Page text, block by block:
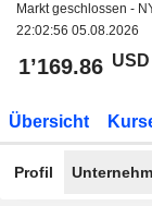
Markt geschlossen -
22:02:56 05.08.2026
1’169.86 USD
Übersicht
Profil